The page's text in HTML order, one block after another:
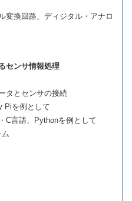
換回路、ディジタル・アナロ
センサ情報処理
とセンサの接続
例として
言語、Pythonを例として